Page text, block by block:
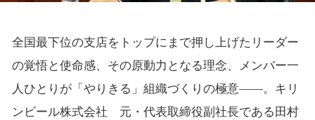
全国最下位の支店をトップにまで押し上げたリーダー
の覚悟と使命感、その原動力となる理念、メンバー一
人ひとりが「やりきる」組織づくりの極意――。キリ
ンビール株式会社 元・代表取締役副社長である田村